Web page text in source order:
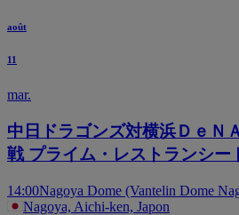
août
11
mar.
中日ドラゴンズ対横浜ＤｅＮ
戦 プライム・レストランシー
14:00Nagoya Dome (Vantelin Dome
Nagoya, Aichi-ken, Japon